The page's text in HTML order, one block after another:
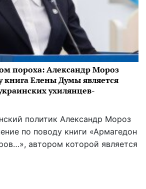
пороха: Александр Мороз
книга Елены Думы является
ухилянцев-
политик Александр Мороз
по поводу книги «Армагедон
автором которой является